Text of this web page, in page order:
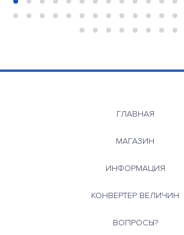
ГЛАВНАЯ
МАГАЗИН
ИНФОРМАЦИЯ
КОНВЕРТЕР ВЕЛИЧИН
ВОПРОСЫ?